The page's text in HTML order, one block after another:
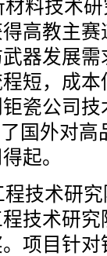
料技术
高教主
器发展
短，成
瓷公司
国外对
起。
技术研
技术研
项目针